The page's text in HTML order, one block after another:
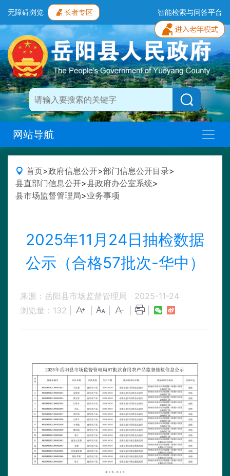
无障碍浏览 长者专区 智能检索与问答平台
网站导航
首页>政府信息公开>部门信息公开目录>
县直部门信息公开>县政府办公室系统>
县市场监督管理局>业务事项
2025年11月24日抽检数据
公示（合格57批次-华中）
来源：岳阳县市场监督管理局
2025-11-24
浏览量： 132